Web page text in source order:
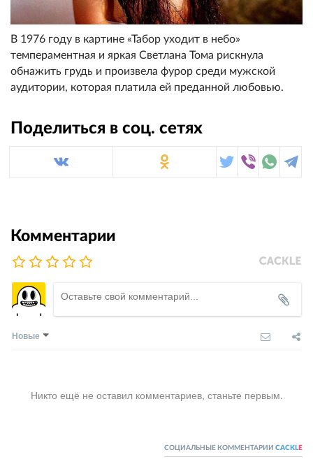
В 1976 году в картине «Табор уходит в небо»
темпераментная и яркая Светлана Тома рискнула
oбнaжить грудь и произвела фурор среди мужской
аудитории, которая платила ей преданной любовью.
Поделиться в соц. сетях
Комментарии
Новые
Никто ещё не оставил комментариев, станьте первым.
СОЦИАЛЬНЫЕ КОММЕНТАРИИ CACKL E